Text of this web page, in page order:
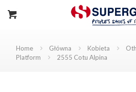
Home Główna Kobieta
Platform
2555 Cotu Alpina